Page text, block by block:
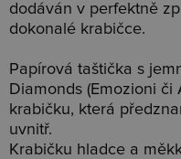
dodáván v perfektně
dokonalé krabičce.
Papírová taštička s
Diamonds (Emozioni či
krabičku, která
uvnitř.
Krabičku hladce a